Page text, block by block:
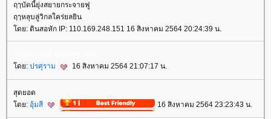
ฤๅบัดนี้ยุ่งสยายกระจายฟู
ฤๅหลุบลู่วิกลใคร่ยลยิน
ดย: ดินสอหัก IP: 110.169.248.151 16 สิงหาคม 2564 20:24:39 น.
ดย: ปรศุราม 16 สิงหาคม 2564 21:07:17 น.
สุดยอด
ดย: อุ้มสี 16 สิงหาคม 2564 23:23:43 น.